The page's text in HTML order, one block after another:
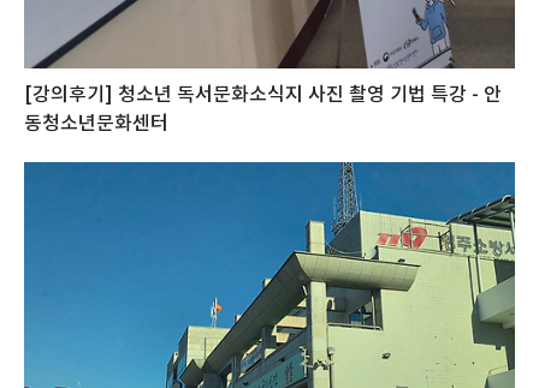
[강의후기] 청소년 독서문화소식지 사진 촬영 기법 특강 - 안
동청소년문화센터